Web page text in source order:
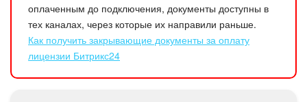
Лента Новостей
Задачи
оплаченным до подключения, документы доступны в
тех каналах, через которые их направили раньше.
Как получить закрывающие документы за оплату
лицензии Битрикс24